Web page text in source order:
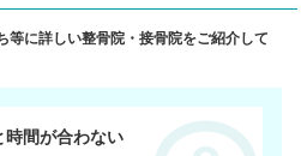
等に詳しい整骨院・接骨院をご紹介して
時間が合わない